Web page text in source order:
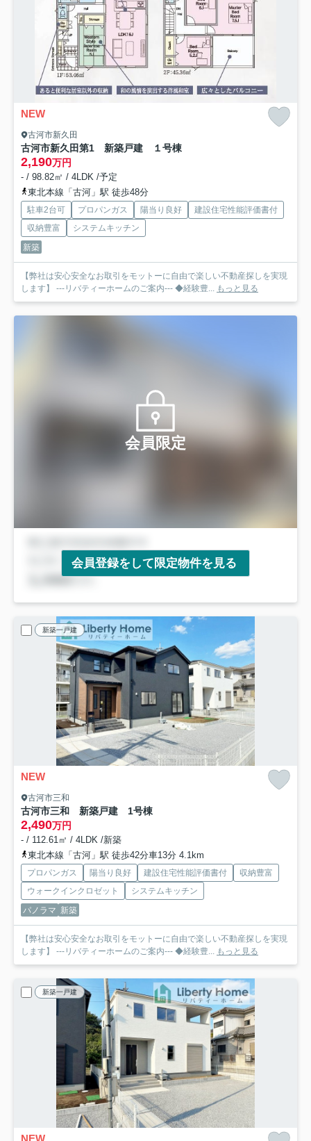
NEW
古河市新久田
古河市新久田第1 新築戸建 １号棟
2,190万円
- / 98.82㎡ / 4LDK /予定
東北本線「古河」駅 徒歩48分
駐車2台可 プロパンガス 陽当り良好
建設住宅性能評価書付
収納豊富
システムキッチン
新築
【弊社は安心安全なお取引をモットーに自由で楽しい不動産探しを実現
します】 ---リバティーホームのご案内--- ◆経験豊... もっと見る
会員限定
会員登録をして限定物件を見る
新築一戸建
NEW
古河市三和
古河市三和 新築戸建 1号棟
2,490万円
- / 112.61㎡ / 4LDK /新築
東北本線「古河」駅 徒歩42分車13分 4.1km
プロパンガス 陽当り良好 建設住宅性能評価書付
収納豊富
ウォークインクロゼット
システムキッチン
パノラマ 新築
【弊社は安心安全なお取引をモットーに自由で楽しい不動産探しを実現
します】 ---リバティーホームのご案内--- ◆経験豊... もっと見る
新築一戸建